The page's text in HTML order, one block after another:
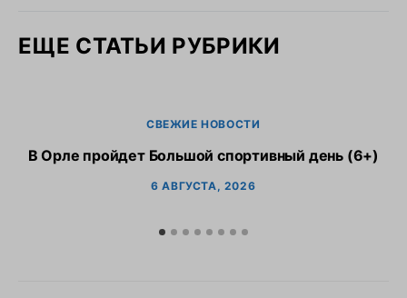
ЕЩЕ СТАТЬИ РУБРИКИ
СВЕЖИЕ НОВОСТИ
В Орле пройдет Большой спортивный день (6+)
6 АВГУСТА, 2026